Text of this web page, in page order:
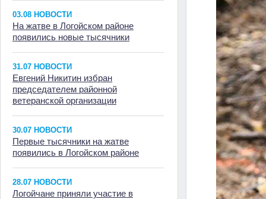
03.08 НОВОСТИ
На жатве в Логойском районе
появились новые тысячники
31.07 НОВОСТИ
Евгений Никитин избран
председателем районной
ветеранской организации
30.07 НОВОСТИ
Первые тысячники на жатве
появились в Логойском районе
28.07 НОВОСТИ
Логойчане приняли участие в